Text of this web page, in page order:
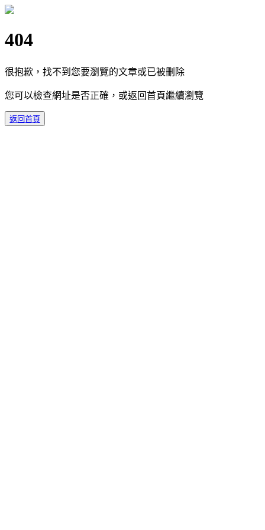
404
很抱歉，找不到您要瀏覽的文章或已被刪除
您可以檢查網址是否正確，或返回首頁繼續瀏覽
返回首頁